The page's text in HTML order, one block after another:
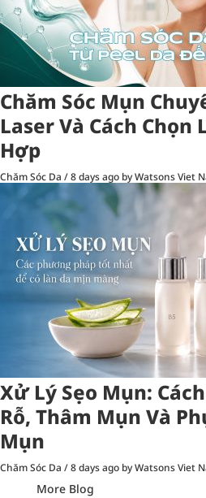
Chăm Sóc Mụn
Laser Và Cách Chọn
Hợp
Chăm Sóc Da /8 days ago by Watsons Viet
Xử Lý Sẹo Mụn:
Rỗ, Thâm Mụn Và
Mụn
Chăm Sóc Da /8 days ago by Watsons Viet
More Blog